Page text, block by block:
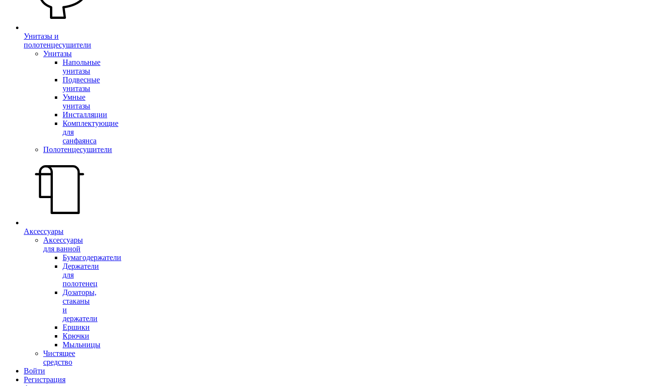
Унитазы и
полотенцесушители
Унитазы
Напольные
унитазы
Подвесные
унитазы
Умные
унитазы
Инсталляции
Комплектующие
для
санфаянса
Полотенцесушители
Аксессуары
Аксессуары
для ванной
Бумагодержатели
Держатели
для
полотенец
Дозаторы,
стаканы
и
держатели
Ершики
Крючки
Мыльницы
Чистящее
средство
Войти
Регистрация